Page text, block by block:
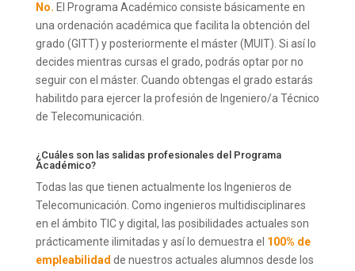
No. El Programa Académico consiste básicamente en
una ordenación académica que facilita la obtención del
grado (GITT) y posteriormente el máster (MUIT). Si así lo
decides mientras cursas el grado, podrás optar por no
seguir con el máster. Cuando obtengas el grado estarás
habilitdo para ejercer la profesión de Ingeniero/a Técnico
de Telecomunicación.
¿Cuáles son las salidas profesionales del Programa
Académico?
Todas las que tienen actualmente los Ingenieros de
Telecomunicación. Como ingenieros multidisciplinares
en el ámbito TIC y digital, las posibilidades actuales son
prácticamente ilimitadas y así lo demuestra el 100% de
empleabilidad de nuestros actuales alumnos desde los